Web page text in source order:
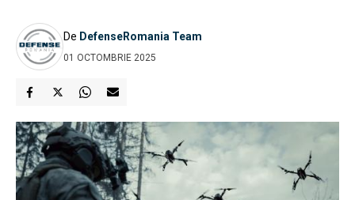
De DefenseRomania Team
01 OCTOMBRIE 2025